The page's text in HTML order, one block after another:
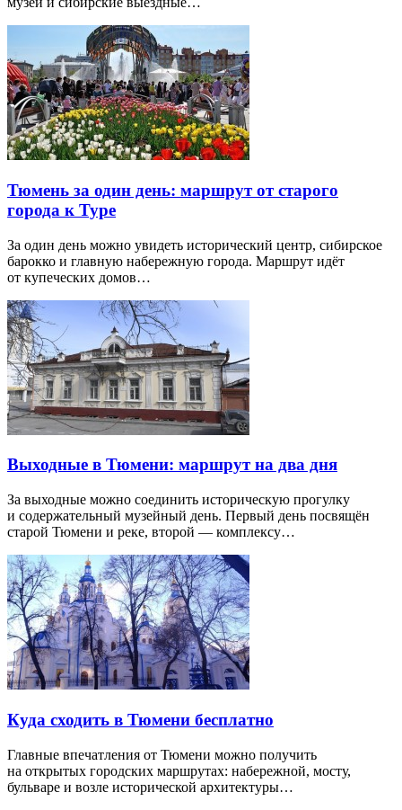
Тюмень за один день: маршрут от старого
города к Туре
За один день можно увидеть исторический центр, сибирское
барокко и главную набережную города. Маршрут идёт
от купеческих домов…
Выходные в Тюмени: маршрут на два дня
За выходные можно соединить историческую прогулку
и содержательный музейный день. Первый день посвящён
старой Тюмени и реке, второй — комплексу…
Куда сходить в Тюмени бесплатно
Главные впечатления от Тюмени можно получить
на открытых городских маршрутах: набережной, мосту,
бульваре и возле исторической архитектуры…